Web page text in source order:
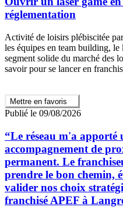
réglementation
Activité de loisirs plébiscitée
les équipes en team building, le
segment solide du marché des
savoir pour se lancer en
Mettre en favoris
Publié le 09/08/2026
“Le réseau m'a
accompagnement de
permanent. Le
prendre le bon chemin,
valider nos choix
franchisé APEF à